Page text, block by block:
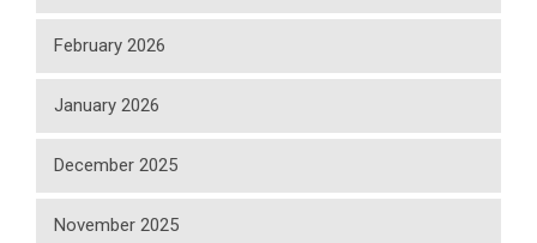
February 2026
January 2026
December 2025
November 2025